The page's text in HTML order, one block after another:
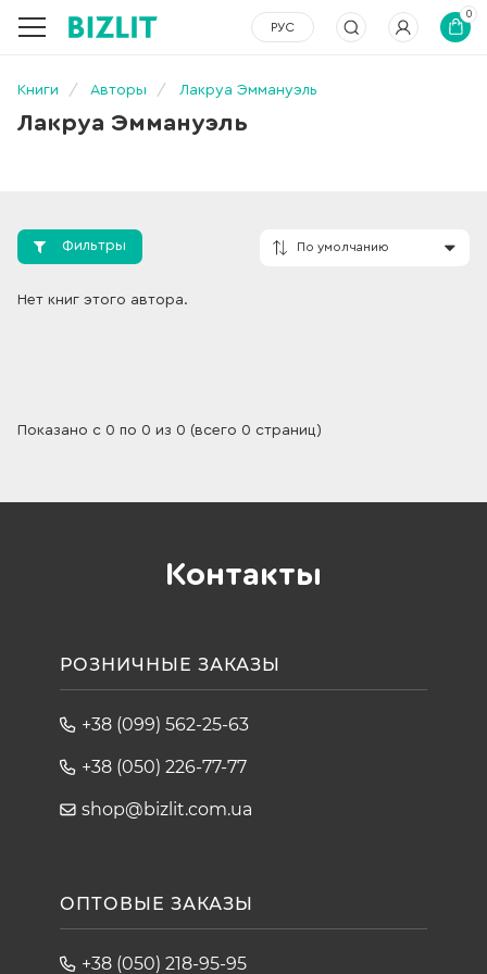
РУС
0
Книги Авторы Лакруа Эммануэль
Лакруа Эммануэль
Фильтры
Нет книг этого автора.
Показано с 0 по 0 из 0 (всего 0 страниц)
Контакты
РОЗНИЧНЫЕ ЗАКАЗЫ
+38 (099) 562-25-63
+38 (050) 226-77-77
shop@bizlit.com.ua
ОПТОВЫЕ ЗАКАЗЫ
+38 (050) 218-95-95